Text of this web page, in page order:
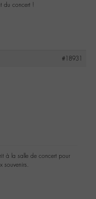
du concert !
#18931
à la salle de concert pour
souvenirs.